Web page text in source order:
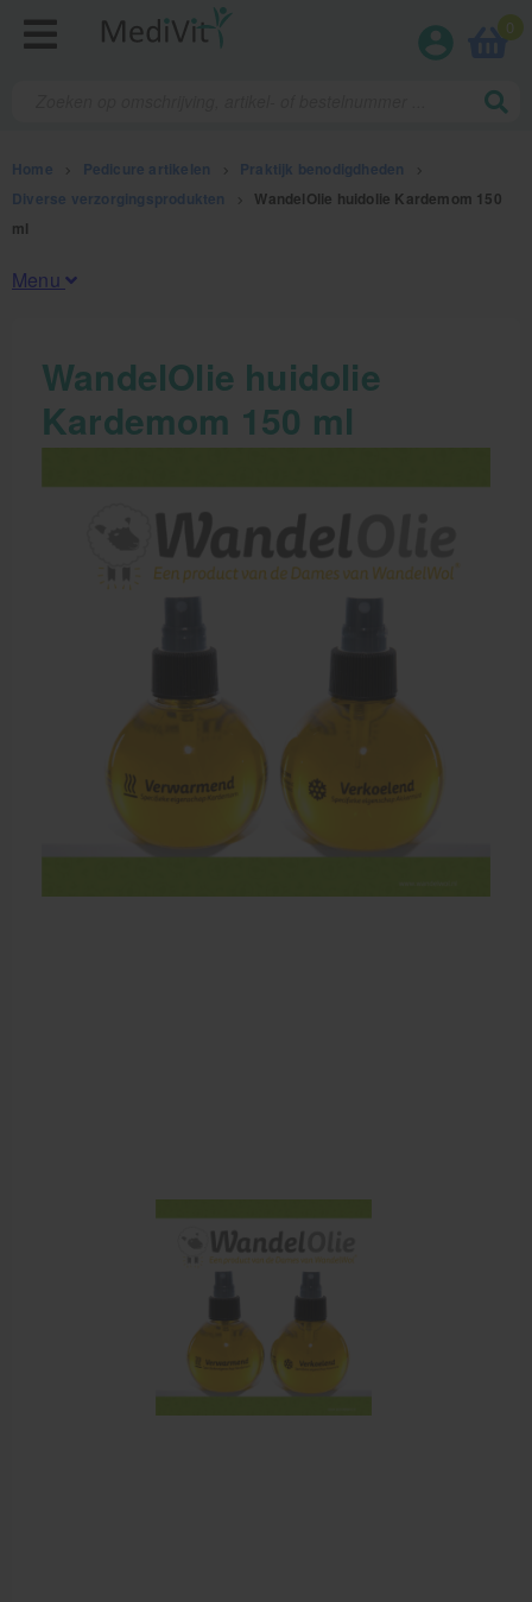
0
Home Pedicure artikelen Praktijk benodigdheden
Diverse verzorgingsprodukten
WandelOlie huidolie Kardemom 150
ml
Menu
Fysiotherapieproducten
Verbruiksmaterialen
Voetverzorging
Diverse pedicure producten
Praktijk benodigdheden
WandelOlie huidolie
Kardemom 150 ml